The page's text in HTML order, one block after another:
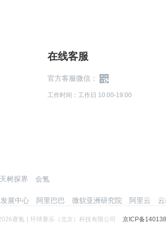
在线客服
官方客服微信：
工作时间：工作日 10:00-19:00
天树探界 会氪
展中心 阿里巴巴 微软亚洲研究院 阿里云
赛氪 环球赛乐（北京）科技有限公司 京ICP备